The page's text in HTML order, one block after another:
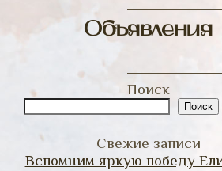
Объявления
Поиск
Поиск
Свежие записи
Вспомним яркую победу